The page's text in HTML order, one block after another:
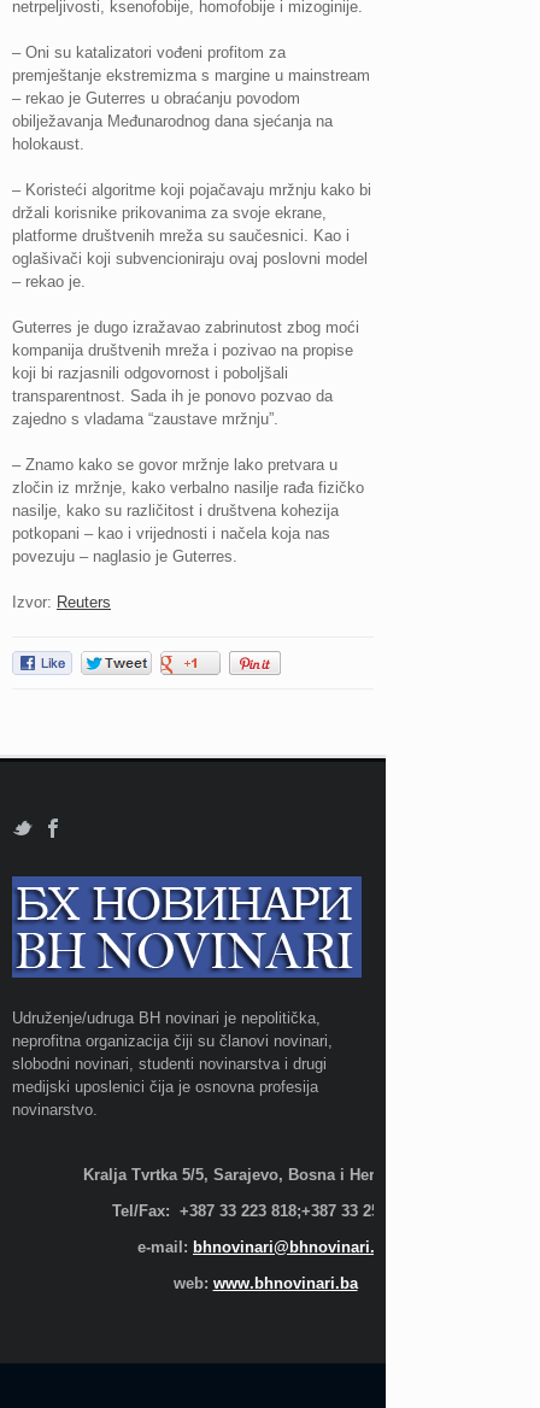
netrpeljivosti, ksenofobije, homofobije i mizoginije.
– Oni su katalizatori vođeni profitom za
premještanje ekstremizma s margine u mainstream
– rekao je Guterres u obraćanju povodom
obilježavanja Međunarodnog dana sjećanja na
holokaust.
– Koristeći algoritme koji pojačavaju mržnju kako bi
držali korisnike prikovanima za svoje ekrane,
platforme društvenih mreža su saučesnici. Kao i
oglašivači koji subvencioniraju ovaj poslovni model
– rekao je.
Guterres je dugo izražavao zabrinutost zbog moći
kompanija društvenih mreža i pozivao na propise
koji bi razjasnili odgovornost i poboljšali
transparentnost. Sada ih je ponovo pozvao da
zajedno s vladama “zaustave mržnju”.
– Znamo kako se govor mržnje lako pretvara u
zločin iz mržnje, kako verbalno nasilje rađa fizičko
nasilje, kako su različitost i društvena kohezija
potkopani – kao i vrijednosti i načela koja nas
povezuju – naglasio je Guterres.
Izvor: Reuters
Udruženje/udruga BH novinari je nepolitička,
neprofitna organizacija čiji su članovi novinari,
slobodni novinari, studenti novinarstva i drugi
medijski uposlenici čija je osnovna profesija
novinarstvo.
Kralja Tvrtka 5/5, Sarajevo, Bosna i Hercegovina;
Tel/Fax: +387 33 223 818;+387 33 255 600
e-mail: bhnovinari@bhnovinari.ba
web: www.bhnovinari.ba